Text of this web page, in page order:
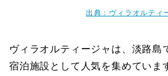
出典：ヴィラオルティ
ヴィラオルティージャは、淡路島
宿泊施設として人気を集めていま